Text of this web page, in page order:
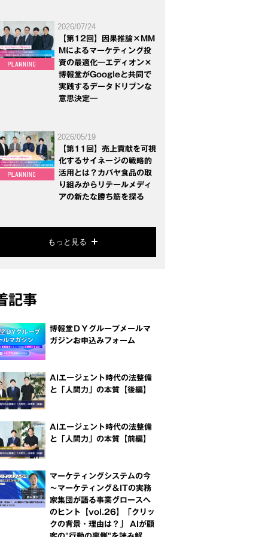
2026/07/24
【第12回】因果推論×MM
Mによるマーケティング投
資の最適化―エディオン×
博報堂がGoogleと共同で
実践するデータドリブンな
意思決定―
2026/05/19
【第11回】売上貢献を可視
化するサイネージの戦略的
活用とは？カバヤ食品の取
り組みからリテールメディ
アの新たな勝ち筋を探る
もっと見る
記事
博報堂ＤＹグループメールマ
ガジンお申込みフォーム
AIエージェント時代の法整備
と「人間力」の本質【後編】
AIエージェント時代の法整備
と「人間力」の本質【前編】
マーケティングシステムの今
～マーケティング＆ITの実務
家集団が語る事業グロースへ
のヒント【vol.26】「クリッ
クの背景・理由は？」 AIが顧